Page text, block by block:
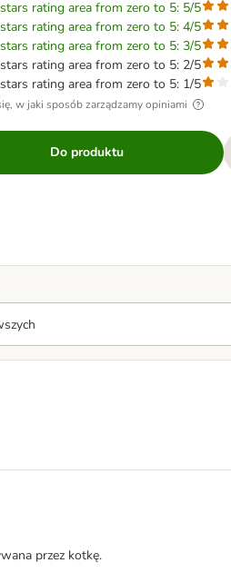
rating area from zero to 5: 5/5
rating area from zero to 5: 4/5
rating area from zero to 5: 3/5
rating area from zero to 5: 2/5
rating area from zero to 5: 1/5
w jaki sposób zarządzamy opiniami
Do produktu
przez kotkę.